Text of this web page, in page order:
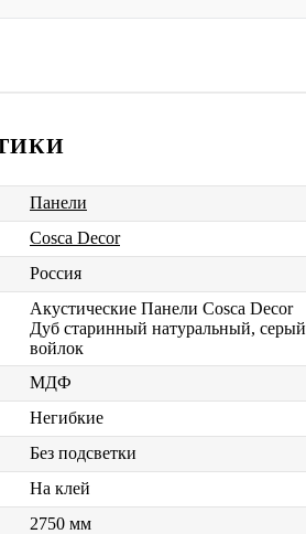
Панели
Cosca Decor
Россия
Акустические Панели Cosca Decor
Дуб старинный натуральный, серый
войлок
МДФ
Негибкие
Без подсветки
На клей
2750 мм